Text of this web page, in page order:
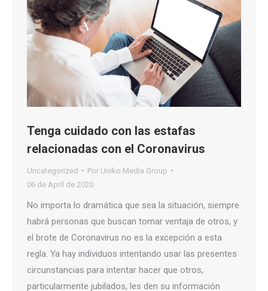
Tenga cuidado con las estafas
relacionadas con el Coronavirus
Uncategorized Por Uniko Media Group
06 de April de 2020
No importa lo dramática que sea la situación, siempre
habrá personas que buscan tomar ventaja de otros, y
el brote de Coronavirus no es la excepción a esta
regla. Ya hay individuos intentando usar las presentes
circunstancias para intentar hacer que otros,
particularmente jubilados, les den su información